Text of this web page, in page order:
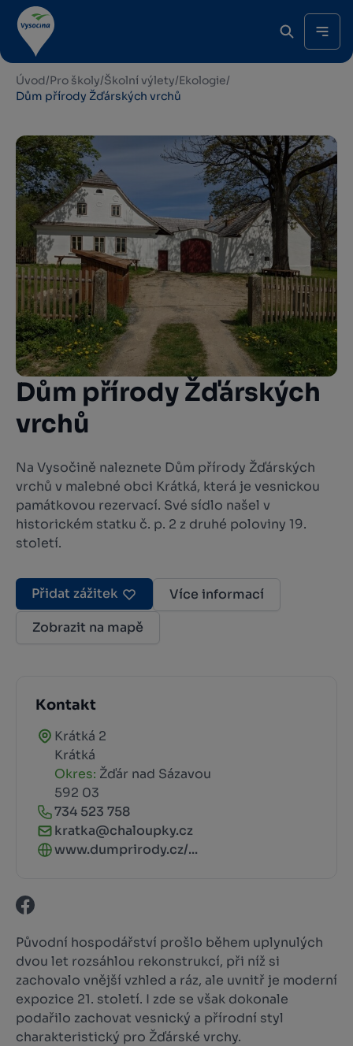
Úvod/Pro školy/Školní výlety/Ekologie/
Dům přírody Žďárských vrchů
Dům přírody Žďárských
vrchů
Na Vysočině naleznete Dům přírody Žďárských
vrchů v malebné obci Krátká, která je vesnickou
památkovou rezervací. Své sídlo našel v
historickém statku č. p. 2 z druhé poloviny 19.
století.
Přidat zážitek
Více informací
Zobrazit na mapě
Kontakt
Krátká 2
Krátká
Okres: Žďár nad Sázavou
592 03
734 523 758
kratka@chaloupky.cz
www.dumprirody.cz/...
Původní hospodářství prošlo během uplynulých
dvou let rozsáhlou rekonstrukcí, při níž si
zachovalo vnější vzhled a ráz, ale uvnitř je moderní
expozice 21. století. I zde se však dokonale
podařilo zachovat vesnický a přírodní styl
charakteristický pro Žďárské vrchy.